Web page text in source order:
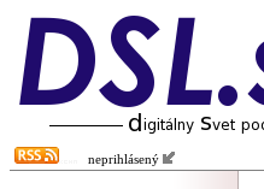
neprihlásený